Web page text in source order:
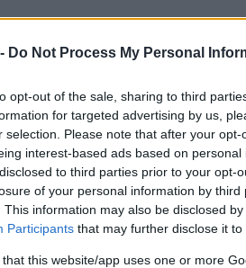
Do Not Process My Personal
opt-out of the sale, sharing to third
for targeted advertising by us,
selection. Please note that after your
interest-based ads based on
to third parties prior to your opt-
of your personal information by third
This information may also be disclosed
Participants that may further disclose it to
that this website/app uses one or more